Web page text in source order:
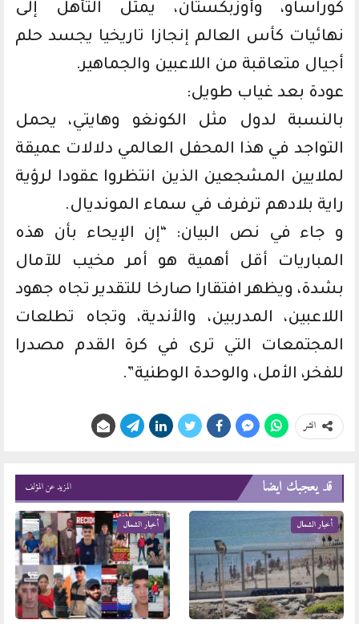
كوراساو، وأوزبكستان، يمثل التأهل إلى
نهائيات كأس العالم إنجازا تاريخيا يجسد حلم
أجيال متعاقبة من اللاعبين والجماهير.
عودة بعد غياب طويل:
بالنسبة لدول مثل الكونغو وهايتي، يحمل
التواجد في هذا المحفل العالمي دلالات عميقة
لملايين المشجعين الذين انتظروا عقودا لرؤية
راية بلادهم ترفرف في سماء المونديال.
و جاء في نص البيان: “إن الإيحاء بأن هذه
المباريات أقل أهمية هو أمر مخيب للآمال
بشدة، ويظهر افتقارا صارخا للتقدير تجاه جهود
اللاعبين، المدربين، والأندية، وتجاه تطلعات
المجتمعات التي ترى في كرة القدم مصدرا
للفخر، الأمل، والوحدة الوطنية”.
انشر
قد يعجبك ايضا المزيد عن المؤلف
أخبار الشمال أخبار الشمال